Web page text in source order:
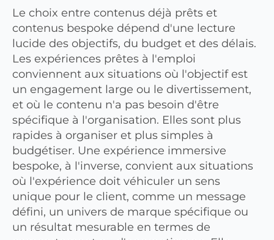
Le choix entre contenus déjà prêts et
contenus bespoke dépend d'une lecture
lucide des objectifs, du budget et des délais.
Les expériences prêtes à l'emploi
conviennent aux situations où l'objectif est
un engagement large ou le divertissement,
et où le contenu n'a pas besoin d'être
spécifique à l'organisation. Elles sont plus
rapides à organiser et plus simples à
budgétiser. Une expérience immersive
bespoke, à l'inverse, convient aux situations
où l'expérience doit véhiculer un sens
unique pour le client, comme un message
défini, un univers de marque spécifique ou
un résultat mesurable en termes de